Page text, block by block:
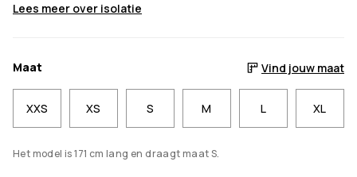
Lees meer over isolatie
Maat Vind jouw maat
XXS XS S M L XL
Het model is 171 cm lang en draagt maat S.